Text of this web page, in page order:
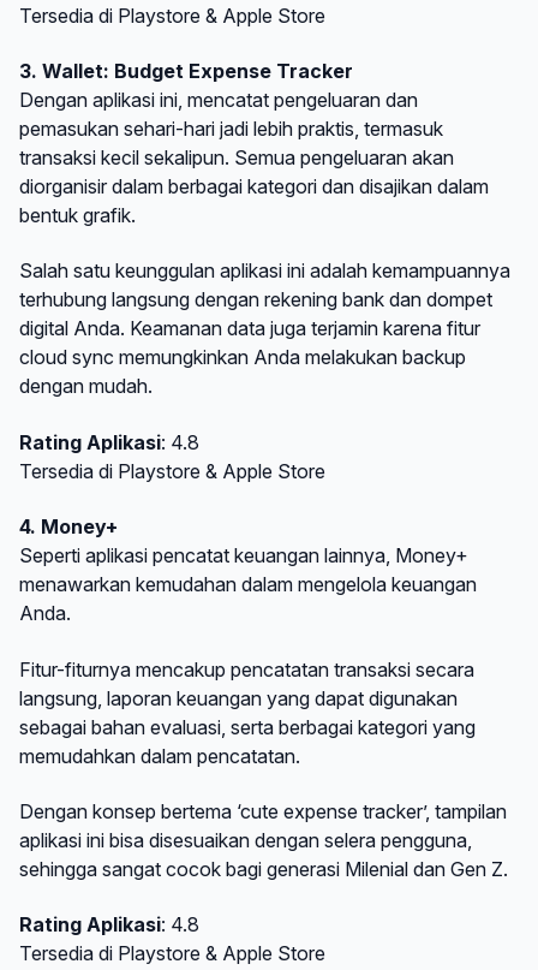
Tersedia di Playstore & Apple Store
3. Wallet: Budget Expense Tracker
Dengan aplikasi ini, mencatat pengeluaran dan
pemasukan sehari-hari jadi lebih praktis, termasuk
transaksi kecil sekalipun. Semua pengeluaran akan
diorganisir dalam berbagai kategori dan disajikan dalam
bentuk grafik.
Salah satu keunggulan aplikasi ini adalah kemampuannya
terhubung langsung dengan rekening bank dan dompet
digital Anda. Keamanan data juga terjamin karena fitur
cloud sync memungkinkan Anda melakukan backup
dengan mudah.
Rating Aplikasi: 4.8
Tersedia di Playstore & Apple Store
4. Money+
Seperti aplikasi pencatat keuangan lainnya, Money+
menawarkan kemudahan dalam mengelola keuangan
Anda.
Fitur-fiturnya mencakup pencatatan transaksi secara
langsung, laporan keuangan yang dapat digunakan
sebagai bahan evaluasi, serta berbagai kategori yang
memudahkan dalam pencatatan.
Dengan konsep bertema ‘cute expense tracker’, tampilan
aplikasi ini bisa disesuaikan dengan selera pengguna,
sehingga sangat cocok bagi generasi Milenial dan Gen Z.
Rating Aplikasi: 4.8
Tersedia di Playstore & Apple Store